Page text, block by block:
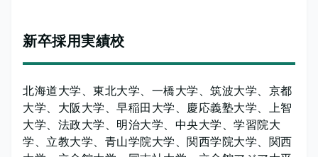
新卒採用実績校
北海道大学、東北大学、一橋大学、筑波大学、京都
大学、大阪大学、早稲田大学、慶応義塾大学、上智
大学、法政大学、明治大学、中央大学、学習院大
学、立教大学、青山学院大学、関西学院大学、関西